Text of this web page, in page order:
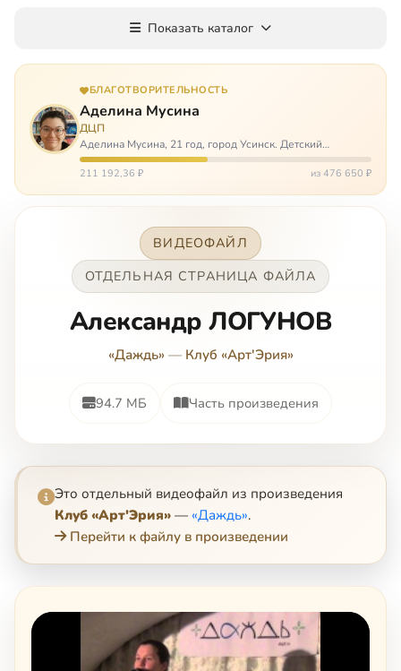
Показать каталог
БЛАГОТВОРИТЕЛЬНОСТЬ
Аделина Мусина
ДЦП
Аделина Мусина, 21 год, город Усинск. Детский
церебральный паралич, передвигается на ходунках или
коляске. Аделине требуется помощь, чтобы ноги
211 192,36 ₽ из 476 650 ₽
ВИДЕОФАЙЛ
ОТДЕЛЬНАЯ СТРАНИЦА ФАЙЛА
Александр ЛОГУНОВ
«Даждь» — Клуб «Арт'Эрия»
94.7 МБ Часть произведения
Это отдельный видеофайл из произведения
Клуб «Арт'Эрия» — «Даждь».
Перейти к файлу в произведении